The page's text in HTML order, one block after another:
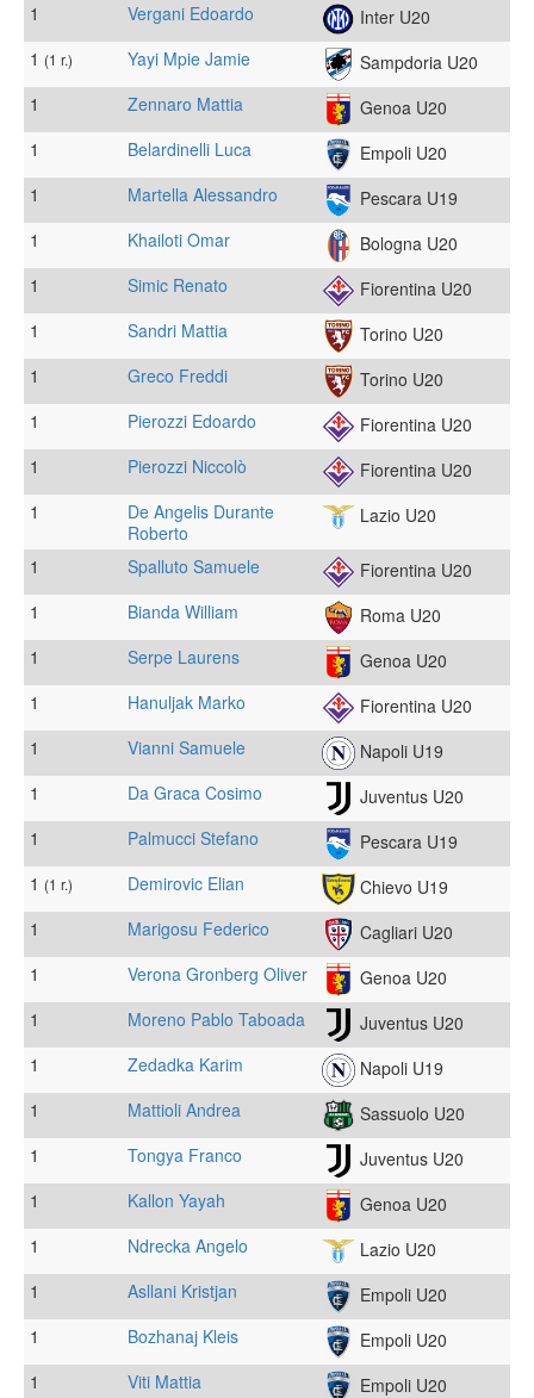
1
Vergani Edoardo
Inter U20
1 (1 r.) Yayi Mpie Jamie
Sampdoria U20
1
Zennaro Mattia
Genoa U20
1
Belardinelli Luca
Empoli U20
1
Martella Alessandro
Pescara U19
1
Khailoti Omar
Bologna U20
1
Simic Renato
Fiorentina U20
1
Sandri Mattia
Torino U20
1
Greco Freddi
Torino U20
1
Pierozzi Edoardo
Fiorentina U20
1
Pierozzi Niccolò
Fiorentina U20
1
De Angelis Durante
Roberto
Lazio U20
1 Spalluto Samuele
Fiorentina U20
1
Bianda William
Roma U20
1
Serpe Laurens
Genoa U20
1
Hanuljak Marko
Fiorentina U20
1
Vianni Samuele
Napoli U19
1
Da Graca Cosimo
Juventus U20
1
Palmucci Stefano
Pescara U19
1 (1 r.) Demirovic Elian
Chievo U19
1
Marigosu Federico
Cagliari U20
1
Verona Gronberg Oliver
Genoa U20
1
Moreno Pablo Taboada
Juventus U20
1
Zedadka Karim
Napoli U19
1
Mattioli Andrea
Sassuolo U20
1
Tongya Franco
Juventus U20
1
Kallon Yayah
Genoa U20
1
Ndrecka Angelo
Lazio U20
1
Asllani Kristjan
Empoli U20
1
Bozhanaj Kleis
Empoli U20
1
Viti Mattia
Empoli U20